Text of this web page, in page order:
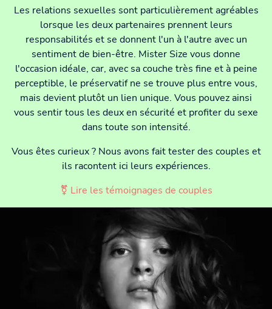
Les relations sexuelles sont particulièrement agréables
lorsque les deux partenaires prennent leurs
responsabilités et se donnent l'un à l'autre avec un
sentiment de bien-être. Mister Size vous donne
l'occasion idéale, car, avec sa couche très fine et à peine
perceptible, le préservatif ne se trouve plus entre vous,
mais devient plutôt un lien unique. Vous pouvez ainsi
vous sentir tous les deux en sécurité et profiter du sexe
dans toute son intensité.
Vous êtes curieux ? Nous avons fait tester des couples et
ils racontent ici leurs expériences.
⚧ Lire les témoignages de couples